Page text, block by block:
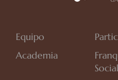
Equipo
Academia
Social